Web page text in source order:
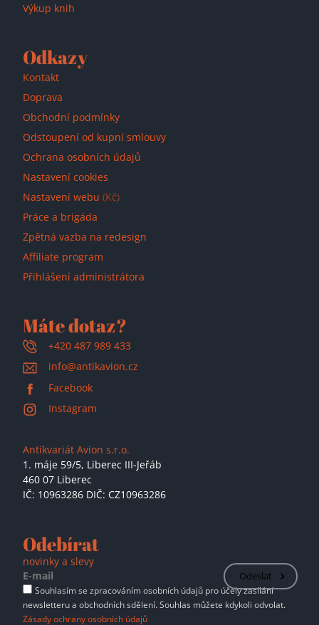
Výkup knih
Odkazy
Kontakt
Doprava
Obchodní podmínky
Odstoupení od kupní smlouvy
Ochrana osobních údajů
Nastavení cookies
Nastavení webu (Kč)
Práce a brigáda
Zpětná vazba na redesign
Affiliate program
Přihlášení administrátora
Máte dotaz?
+420 487 989 433
info@antikavion.cz
Facebook
Instagram
Antikvariát Avion s.r.o.
1. máje 59/5, Liberec III-Jeřáb
460 07 Liberec
IČ: 10963286 DIČ: CZ10963286
Odebírat
novinky a slevy
Odeslat
Souhlasím se zpracováním osobních údajů pro účely zasílání
newsletteru a obchodních sdělení. Souhlas můžete kdykoli odvolat.
Zásady ochrany osobních údajů